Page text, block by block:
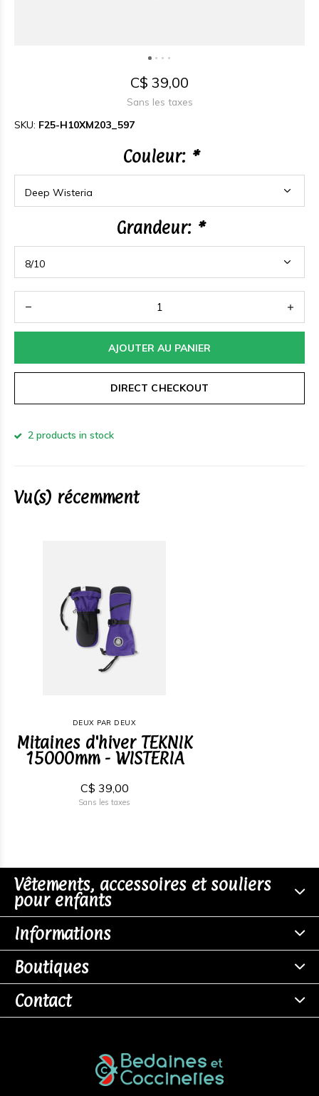
C$ 39,00
Sans les taxes
SKU: F25-H10XM203_597
Couleur: *
Grandeur: *
AJOUTER AU PANIER
DIRECT CHECKOUT
2 products in stock
Vu(s) récemment
DEUX PAR DEUX
Mitaines d'hiver TEKNIK
15000mm - WISTERIA
C$ 39,00
Sans les taxes
Vêtements, accessoires et souliers
pour enfants
Informations
Boutiques
Contact